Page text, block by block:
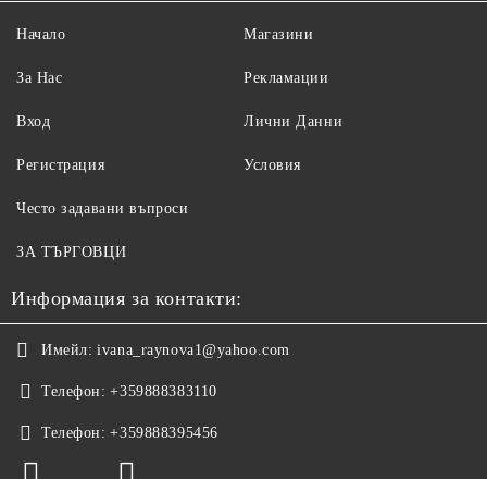
Начало
За Нас
Вход
Регистрация
Магазини
Рекламации
Лични Данни
Условия
Често задавани въпроси
ЗА ТЪРГОВЦИ
Информация за контакти:
Имейл: ivana_raynova1@yahoo.com
Телефон: +359888383110
Телефон: +359888395456